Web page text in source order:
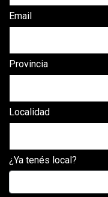
Email
Provincia
Localidad
¿Ya tenés local?